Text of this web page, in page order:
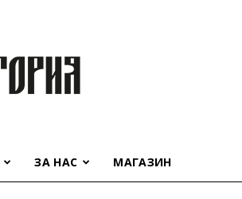
ЗА НАС МАГАЗИН